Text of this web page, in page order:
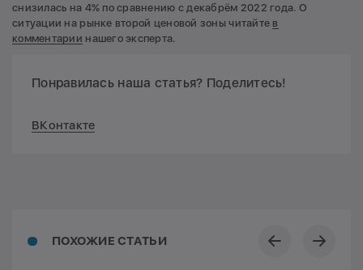
снизилась на 4% по сравнению с декабрём 2022 года. О
ситуации на рынке второй ценовой зоны читайте в
комментарии нашего эксперта.
Понравилась наша статья? Поделитесь!
ВКонтакте
ПОХОЖИЕ СТАТЬИ